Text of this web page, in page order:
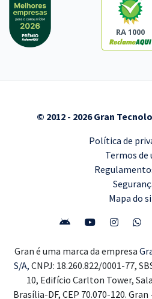
RA 1000
© 2012 - 2026 Gran
Política de
Termos de
Mapa do
Gran é uma marca da empresa
S/A, CNPJ: 18.260.822/0001-77,
10, Edifício Carlton Tower,
Brasília-DF, CEP 70.070-120.